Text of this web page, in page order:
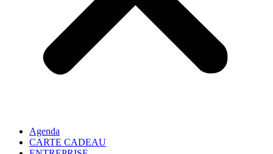
Agenda
CARTE CADEAU